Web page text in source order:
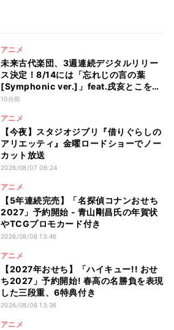
アニメ
未来古代楽団、3週連続デジタルリリー
ス決定！8/14には「忘れじの言の葉
[Symphonic ver.]」feat.戌亥とこを配
信
10分前
アニメ
【今夜】スタジオジブリ『借りぐらしの
アリエッティ』金曜ロードショーでノー
カット放送
2026/08/07 06:24
アニメ
【5年連続完売】「名探偵コナンおせち
2027」予約開始 - 青山剛昌氏の年賀状
やTCGプロモカード付き
2026/08/06 13:46
アニメ
【2027年おせち】「ハイキュー!! おせ
ち2027」予約開始! 春高の名勝負を表現
した三段重、6特典付き
2026/08/06 13:36
アニメ